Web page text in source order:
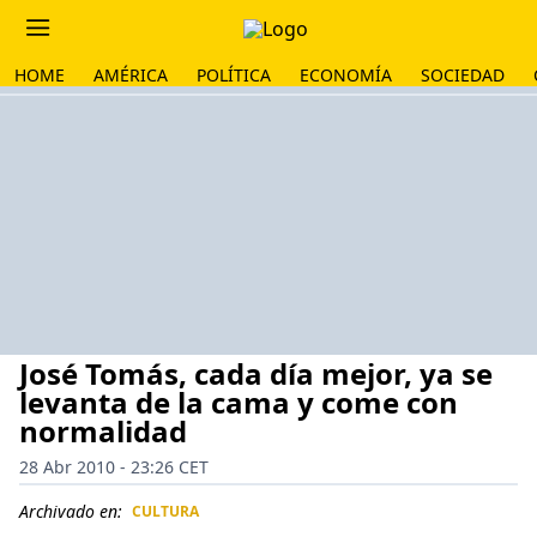
HOME AMÉRICA POLÍTICA ECONOMÍA SOCIEDAD
José Tomás, cada día mejor, ya se
levanta de la cama y come con
normalidad
28 Abr 2010 - 23:26 CET
Archivado en: CULTURA